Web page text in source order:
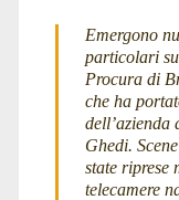
Emergono
particolari
Procura di
che ha
Ghedi.
state riprese
telecamere